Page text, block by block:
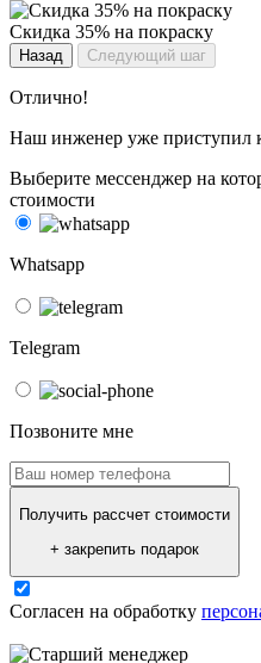
Скидка 35% на покраску
Назад Следующий шаг
Отлично!
Наш инженер уже приступил
Выберите мессенджер на
стоимости
Whatsapp
Telegram
Позвоните мне
Получить рассчет стоимости
+ закрепить подарок
Согласен на обработку